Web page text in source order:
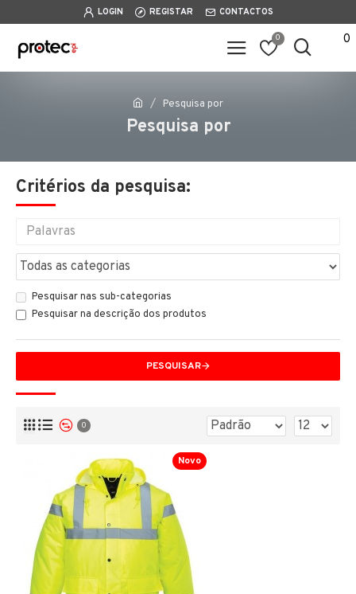
LOGIN REGISTAR CONTACTOS
0 0
Pesquisa por
Pesquisa por
Critérios da pesquisa:
Pesquisar nas sub-categorias
Pesquisar na descrição dos produtos
PESQUISAR
0
Novo